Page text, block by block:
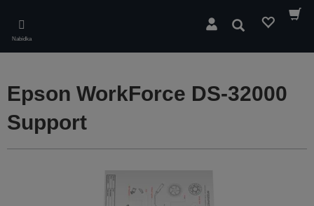
main
content
Nabídka
Hledat
Epson WorkForce DS-32000
Support